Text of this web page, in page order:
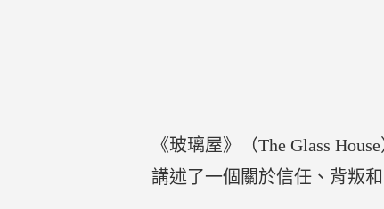
《玻璃屋》（The Glass
講述了一個關於信任、背叛